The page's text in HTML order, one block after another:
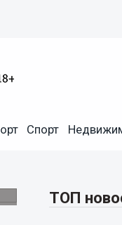
Спорт
ТОП